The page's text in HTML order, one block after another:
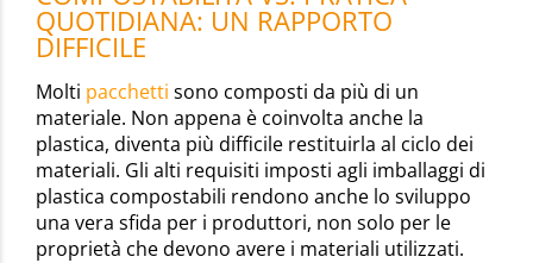
QUOTIDIANA: UN RAPPORTO
DIFFICILE
Molti pacchetti sono composti da più di un
materiale. Non appena è coinvolta anche la
plastica, diventa più difficile restituirla al ciclo dei
materiali. Gli alti requisiti imposti agli imballaggi di
plastica compostabili rendono anche lo sviluppo
una vera sfida per i produttori, non solo per le
proprietà che devono avere i materiali utilizzati.